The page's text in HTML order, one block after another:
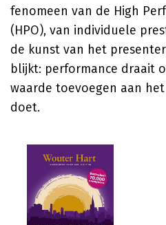
fenomeen van de High
(HPO), van individuele
de kunst van het
blijkt: performance draait
waarde toevoegen aan
doet.